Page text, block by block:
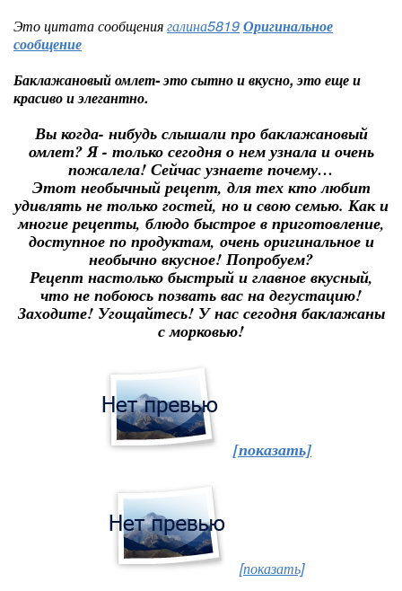
Это цитата сообщениягалина5819Оригинальное
сообщение
Баклажановый омлет- это сытно и вкусно, это еще и
красиво и элегантно.
Вы когда- нибудь слышали про баклажановый
омлет? Я - только сегодня о нем узнала и очень
пожалела! Сейчас узнаете почему…
Этот необычный рецепт, для тех кто любит
удивлять не только гостей, но и свою семью. Как и
многие рецепты, блюдо быстрое в приготовление,
доступное по продуктам, очень оригинальное и
необычно вкусное! Попробуем?
Рецепт настолько быстрый и главное вкусный,
что не побоюсь позвать вас на дегустацию!
Заходите! Угощайтесь! У нас сегодня баклажаны
с морковью!
[показать]
[показать]